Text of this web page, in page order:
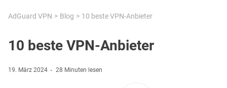
AdGuard VPN Blog 10 beste VPN-Anbieter
10 beste VPN-Anbieter
19. März 2024 28 Minuten lesen